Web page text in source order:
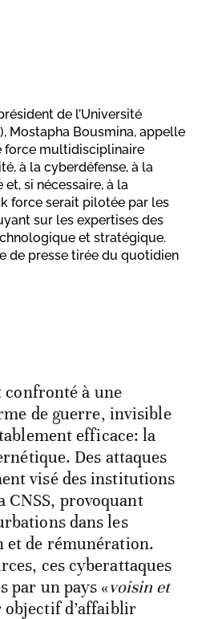
de l’Université
Mostapha Bousmina, appelle
force multidisciplinaire
à la cyberdéfense, à la
si nécessaire, à la
force serait pilotée par les
sur les expertises des
et stratégique.
de presse tirée du quotidien
confronté à une
de guerre, invisible
efficace: la
Des attaques
visé des institutions
CNSS, provoquant
dans les
et de rémunération.
ces cyberattaques
par un pays «voisin et
objectif d’affaiblir